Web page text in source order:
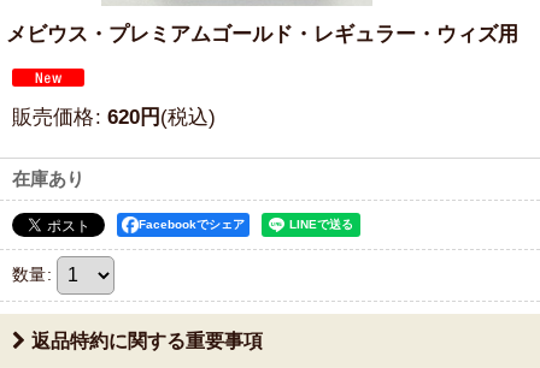
メビウス・プレミアムゴールド・レギュラー・ウィズ用
販売価格: 620円 (税込)
在庫あり
Facebookでシェア
数量:
返品特約に関する重要事項